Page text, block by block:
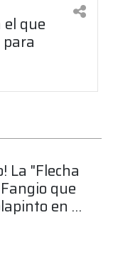
el que
La "Flecha
que
en el